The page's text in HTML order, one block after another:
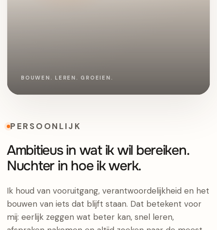
PERSOONLIJK
Ambitieus in wat ik wil bereiken.
Nuchter in hoe ik werk.
Ik houd van vooruitgang, verantwoordelijkheid en het
bouwen van iets dat blijft staan. Dat betekent voor
mij: eerlijk zeggen wat beter kan, snel leren,